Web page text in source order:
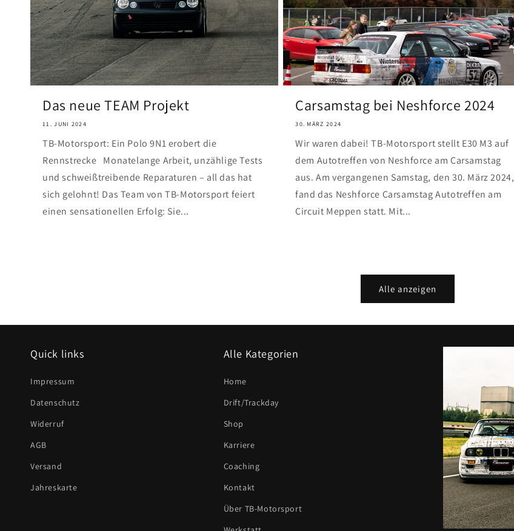
Das neue TEAM Projekt
11. JUNI 2024
TB-Motorsport: Ein Polo 9N1 erobert die
Rennstrecke Monatelange Arbeit, unzählige Tests
und schweißtreibende Reparaturen – all das hat
sich gelohnt! Das Team von TB-Motorsport feiert
einen sensationellen Erfolg: Sie...
Carsamstag bei Neshforce 2024
30. MÄRZ 2024
Wir waren dabei! TB-Motorsport stellt E30 M3 auf
dem Autotreffen von Neshforce am Carsamstag
aus. Am vergangenen Samstag, den 30. März 2024,
fand das Neshforce Carsamstag Autotreffen am
Circuit Meppen statt. Mit...
Alle anzeigen
Quick links
Impressum
Datenschutz
Widerruf
AGB
Versand
Jahreskarte
Alle Kategorien
Home
Drift/Trackday
Shop
Karriere
Coaching
Kontakt
Über TB-Motorsport